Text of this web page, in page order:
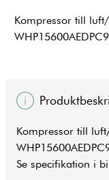
Kompressor till
Kompressor till
Se specifikation i